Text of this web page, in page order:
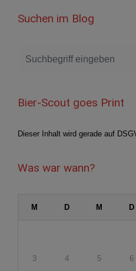
Suchen im Blog
Bier-Scout goes Print
Dieser Inhalt wird gerade auf
Was war wann?
M D M D
3 4 5 6